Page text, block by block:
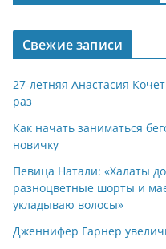
Свежие записи
27-летняя Анастасия
раз
Как начать заниматься
новичку
Певица Натали: «Халаты
разноцветные шорты и
укладываю волосы»
Дженнифер Гарнер